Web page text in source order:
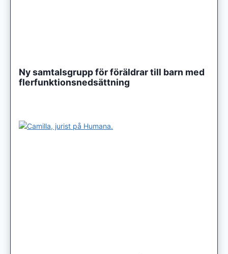
Ny samtalsgrupp för föräldrar till barn med
flerfunktionsnedsättning